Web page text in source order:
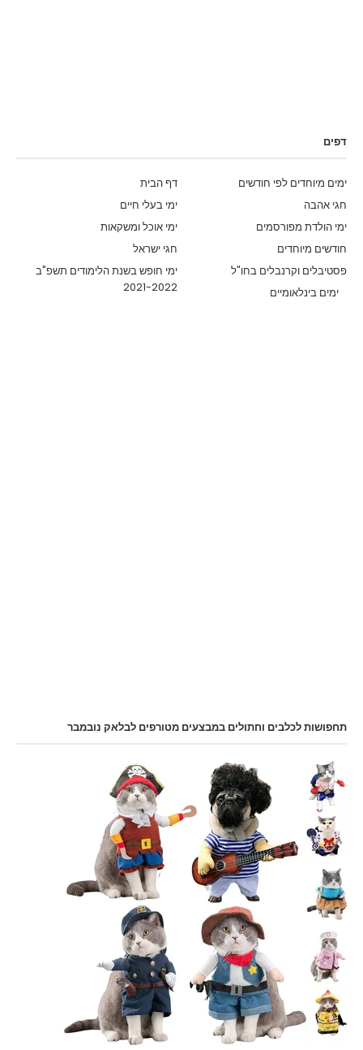
דפים
דף הבית
ימים מיוחדים לפי חודשים
ימי בעלי חיים
חגי אהבה
ימי אוכל ומשקאות
ימי הולדת מפורסמים
חגי ישראל
חודשים מיוחדים
ימי חופש בשנת הלימודים תשפ"ב
2021-2022
פסטיבלים וקרנבלים בחו"ל
ימים בינלאומיים
תחפושות לכלבים וחתולים במבצעים מטורפים לבלאק נובמבר